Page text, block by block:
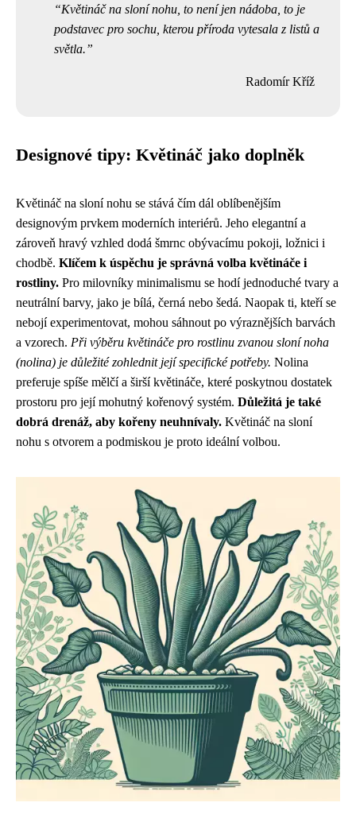
Květináč na sloní nohu, to není jen nádoba, to je
podstavec pro sochu, kterou příroda vytesala z listů a
světla.
Radomír Kříž
Designové tipy: Květináč jako doplněk
Květináč na sloní nohu se stává čím dál oblíbenějším
designovým prvkem moderních interiérů. Jeho elegantní a
zároveň hravý vzhled dodá šmrnc obývacímu pokoji, ložnici i
chodbě. Klíčem k úspěchu je správná volba květináče i
rostliny. Pro milovníky minimalismu se hodí jednoduché tvary a
neutrální barvy, jako je bílá, černá nebo šedá. Naopak ti, kteří se
nebojí experimentovat, mohou sáhnout po výraznějších barvách
a vzorech. Při výběru květináče pro rostlinu zvanou sloní noha
(nolina) je důležité zohlednit její specifické potřeby. Nolina
preferuje spíše mělčí a širší květináče, které poskytnou dostatek
prostoru pro její mohutný kořenový systém. Důležitá je také
dobrá drenáž, aby kořeny neuhnívaly. Květináč na sloní
nohu s otvorem a podmiskou je proto ideální volbou.